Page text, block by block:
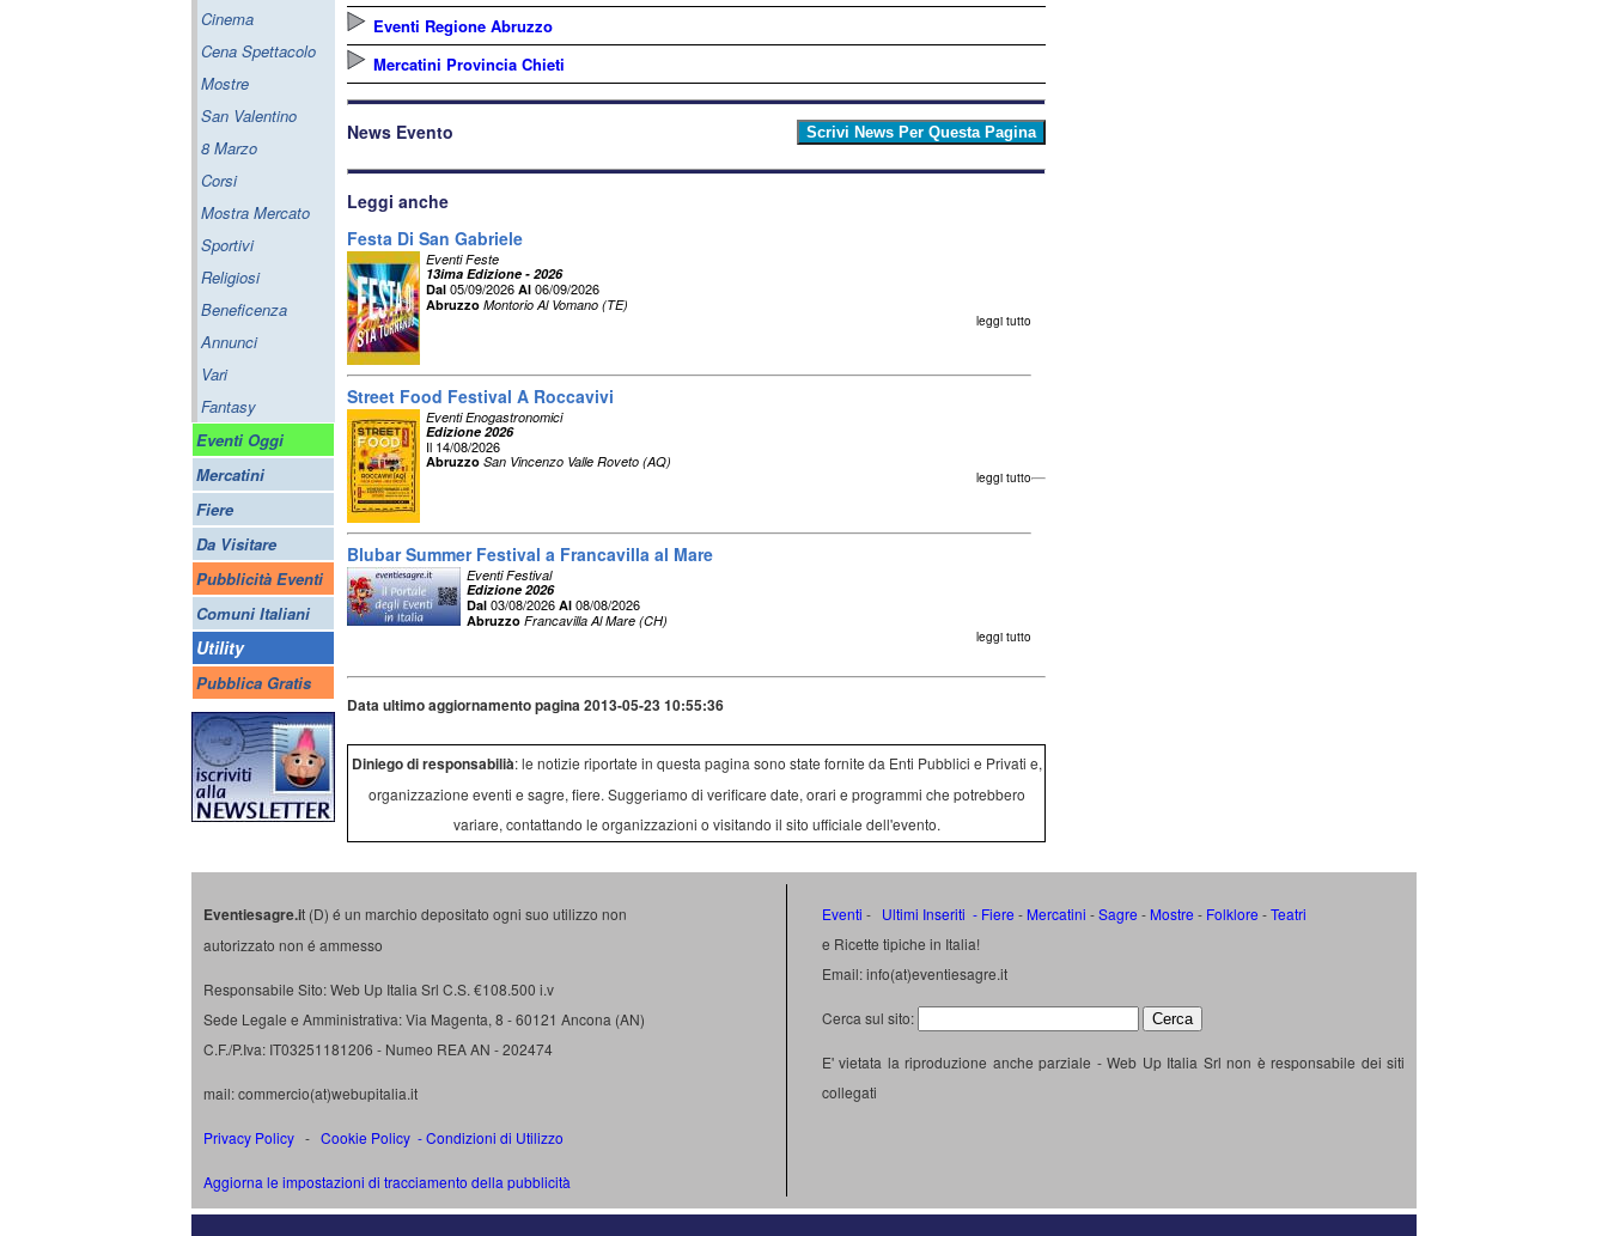
Cinema
Cena Spettacolo
Mostre
San Valentino
8 Marzo
Corsi
Mostra Mercato
Sportivi
Religiosi
Beneficenza
Annunci
Vari
Fantasy
Eventi Oggi
Mercatini
Fiere
Da Visitare
Pubblicità Eventi
Comuni Italiani
Utility
Pubblica Gratis
Eventi Regione Abruzzo
Mercatini Provincia Chieti
News Evento
Leggi anche
Festa Di San Gabriele
Eventi Feste
13ima Edizione - 2026
Dal 05/09/2026 Al 06/09/2026
Abruzzo Montorio Al Vomano (TE)
leggi tutto
Street Food Festival A Roccavivi
Eventi Enogastronomici
Edizione 2026
Il 14/08/2026
Abruzzo San Vincenzo Valle Roveto (AQ)
leggi tutto
Blubar Summer Festival a Francavilla al Mare
Eventi Festival
Edizione 2026
Dal 03/08/2026 Al 08/08/2026
Abruzzo Francavilla Al Mare (CH)
leggi tutto
Data ultimo aggiornamento pagina 2013-05-23 10:55:36
Diniego di responsabilià: le notizie riportate in questa pagina sono state fornite da Enti Pubblici e Privati e,
organizzazione eventi e sagre, fiere. Suggeriamo di verificare date, orari e programmi che potrebbero
variare, contattando le organizzazioni o visitando il sito ufficiale dell'evento.
Eventiesagre.it (D) é un marchio depositato ogni suo utilizzo non
autorizzato non é ammesso
Responsabile Sito: Web Up Italia Srl C.S. €108.500 i.v
Sede Legale e Amministrativa: Via Magenta, 8 - 60121 Ancona (AN)
C.F./P.Iva: IT03251181206 - Numeo REA AN - 202474
mail: commercio(at)webupitalia.it
Privacy Policy - Cookie Policy -Condizioni di Utilizzo
Aggiorna le impostazioni di tracciamento della pubblicità
Eventi - Ultimi Inseriti - Fiere - Mercatini -Sagre - Mostre - Folklore -Teatri
e Ricette tipiche in Italia!
Email: info(at)eventiesagre.it
Cerca sul sito:
E' vietata la riproduzione anche parziale - Web Up Italia Srl non è responsabile dei siti
collegati